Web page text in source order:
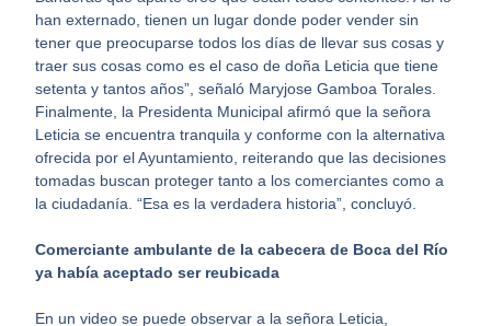
han externado, tienen un lugar donde poder vender sin
tener que preocuparse todos los días de llevar sus cosas y
traer sus cosas como es el caso de doña Leticia que tiene
setenta y tantos años”, señaló Maryjose Gamboa Torales.
Finalmente, la Presidenta Municipal afirmó que la señora
Leticia se encuentra tranquila y conforme con la alternativa
ofrecida por el Ayuntamiento, reiterando que las decisiones
tomadas buscan proteger tanto a los comerciantes como a
la ciudadanía. “Esa es la verdadera historia”, concluyó.
Comerciante ambulante de la cabecera de Boca del Río
ya había aceptado ser reubicada
En un video se puede observar a la señora Leticia,